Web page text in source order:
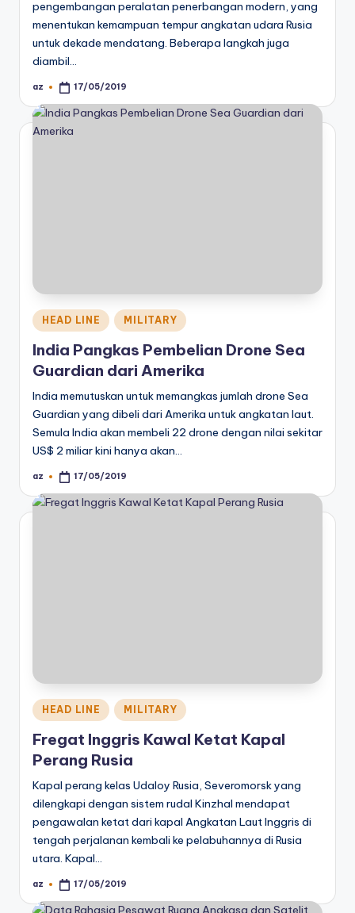
pengembangan peralatan penerbangan modern, yang
menentukan kemampuan tempur angkatan udara Rusia
untuk dekade mendatang. Beberapa langkah juga
diambil…
Posted
az 17/05/2019
Posted
in
HEAD LINE MILITARY
India Pangkas Pembelian Drone Sea
Guardian dari Amerika
India memutuskan untuk memangkas jumlah drone Sea
Guardian yang dibeli dari Amerika untuk angkatan laut.
Semula India akan membeli 22 drone dengan nilai sekitar
US$ 2 miliar kini hanya akan…
Posted
az 17/05/2019
Posted
in
HEAD LINE MILITARY
Fregat Inggris Kawal Ketat Kapal
Perang Rusia
Kapal perang kelas Udaloy Rusia, Severomorsk yang
dilengkapi dengan sistem rudal Kinzhal mendapat
pengawalan ketat dari kapal Angkatan Laut Inggris di
tengah perjalanan kembali ke pelabuhannya di Rusia
utara. Kapal…
Posted
az 17/05/2019